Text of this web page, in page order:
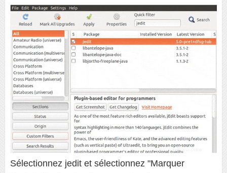
Sélectionnez jedit et sélectionnez "Marquer